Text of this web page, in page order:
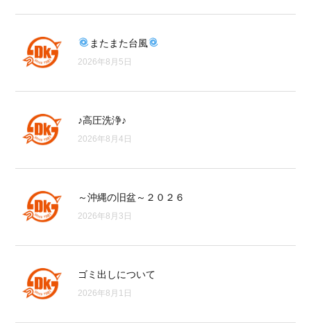
またまた台風
2026年8月5日
♪高圧洗浄♪
2026年8月4日
～沖縄の旧盆～２０２６
2026年8月3日
ゴミ出しについて
2026年8月1日